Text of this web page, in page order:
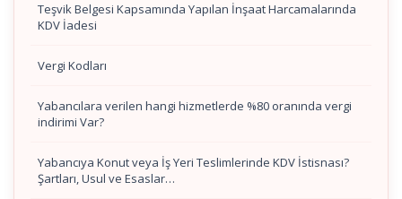
Teşvik Belgesi Kapsamında Yapılan İnşaat Harcamalarında
KDV İadesi
Vergi Kodları
Yabancılara verilen hangi hizmetlerde %80 oranında vergi
indirimi Var?
Yabancıya Konut veya İş Yeri Teslimlerinde KDV İstisnası?
Şartları, Usul ve Esaslar…